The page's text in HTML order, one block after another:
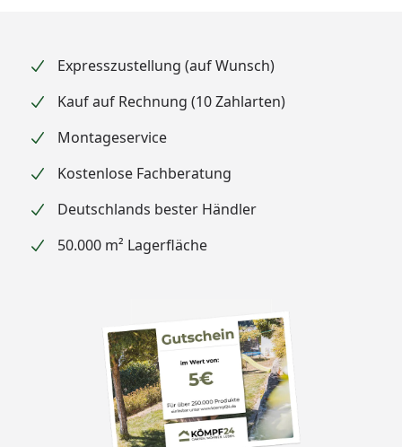
Expresszustellung (auf Wunsch)
Kauf auf Rechnung (10 Zahlarten)
Montageservice
Kostenlose Fachberatung
Deutschlands bester Händler
50.000 m² Lagerfläche